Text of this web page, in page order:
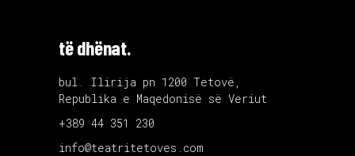
të dhënat.
bul. Ilirija pn 1200 Tetovë,
Republika e Maqedonisë së Veriut
+389 44 351 230
info@teatritetoves.com